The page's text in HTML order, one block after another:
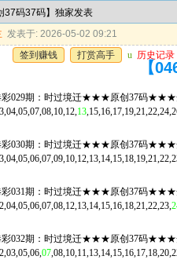
37码37码】独家发表
发表于: 2026-05-02 09:21
签到赚钱
打赏高手 u 历史记录
【
彩029期：时过境迁★★★原创37码★★★
13
彩030期：时过境迁★★★原创37码★★★
彩031期：时过境迁★★★原创37码★★★
彩032期：时过境迁★★★原创37码★★★
07